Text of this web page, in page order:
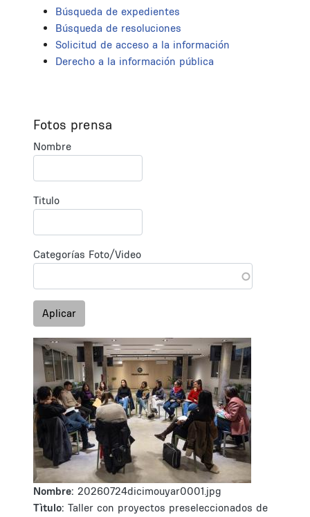
Búsqueda de expedientes
Búsqueda de resoluciones
Solicitud de acceso a la información
Derecho a la información pública
Fotos prensa
Nombre
Titulo
Categorías Foto/Video
Aplicar
Nombre: 20260724dicimouyar0001.jpg
Tìtulo: Taller con proyectos preseleccionados de